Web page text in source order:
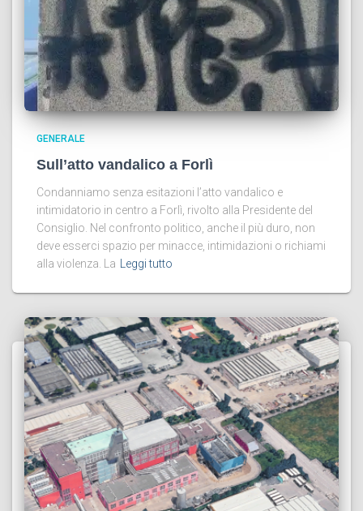
GENERALE
Sull’atto vandalico a Forlì
Condanniamo senza esitazioni l’atto vandalico e
intimidatorio in centro a Forlì, rivolto alla Presidente del
Consiglio. Nel confronto politico, anche il più duro, non
deve esserci spazio per minacce, intimidazioni o richiami
alla violenza. La
Leggi tutto